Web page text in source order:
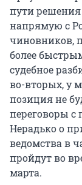
пути
напрямую с
чиновников,
более
судебное
во-вторых, у
позиция не
переговоры с
Нерадько о
ведомства в
пройдут во
марта.